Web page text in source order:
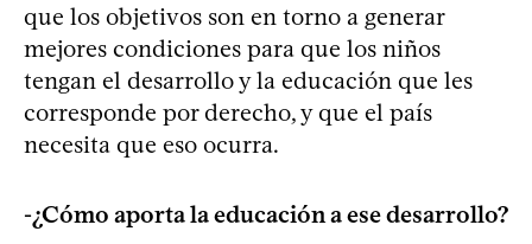
que los objetivos son en torno a generar
mejores condiciones para que los niños
tengan el desarrollo y la educación que les
corresponde por derecho, y que el país
necesita que eso ocurra.
-¿Cómo aporta la educación a ese desarrollo?